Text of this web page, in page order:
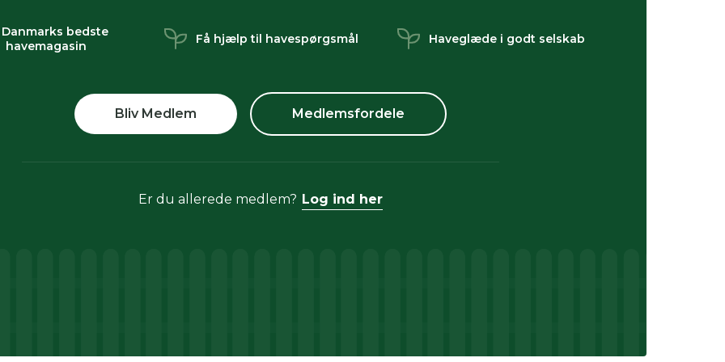
Danmarks bedste
havemagasin
Få hjælp til havespørgsmål Haveglæde i godt selskab
Bliv Medlem Medlemsfordele
Er du allerede medlem? Log ind her